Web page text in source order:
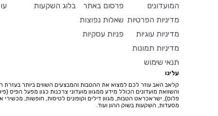
המועדונים
מדיניות הפרטיות
מדיניות עוגיות
מדיניות תמונות
תנאי שימוש
פרסום באתר
שאלות נפוצות
פניות עסקיות
בלוג השקעות
עלינו
קלאב האב עוזר לכם למצוא את ההטבות והמבצעים השווים ביותר בעזרת
והשוואת מועדונים הכולל מידע ממגוון מועדוני צרכנות כגון מפעל הפיס
פלוס), ישראכראט הטבות, מגוון דילים וקופונים לטיסות, חופשות, מכשירי
מסעדות, השקעות בשוק ההון ועוד.